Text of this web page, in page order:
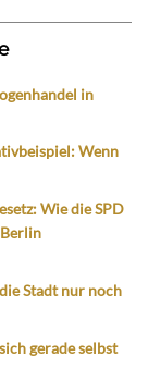
in
Wenn
Wie die SPD
Stadt nur noch
gerade selbst